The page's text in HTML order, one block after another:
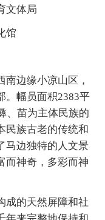
文体局
馆
边缘小凉山区，
。幅员面积2383平
、苗为主体民族的
民族古老的传统和
马边独特的人文景
而神奇，多彩而神
成的天然屏障和社